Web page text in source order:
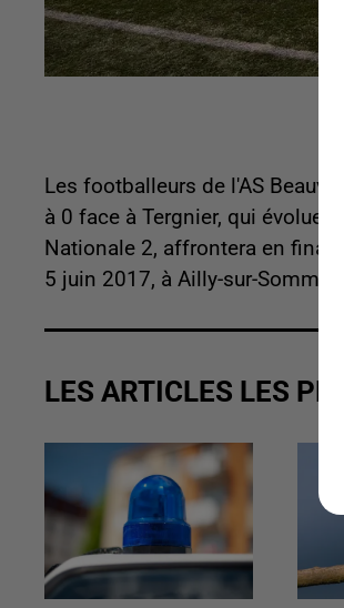
Les footballeurs de l'AS
à 0 face à Tergnier, qui évolue
Nationale 2, affrontera en
5 juin 2017, à Ailly-sur-Somme.
LES ARTICLES LES